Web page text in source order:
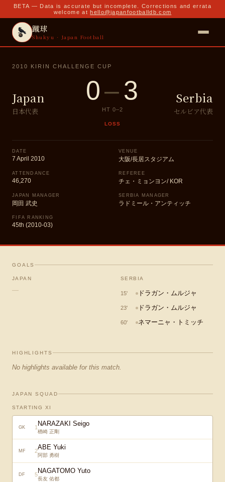
BETA — Data is accurate but incomplete. Corrections and errata
welcome at hello@japanfootballdb.com
蹴球
Shukyu · Japan Football
2010 KIRIN CHALLENGE CUP
Japan
日本代表
0–3
HT 0–2
LOSS
Serbia
セルビア代表
DATE
7 April 2010
VENUE
大阪/長居スタジアム
ATTENDANCE
46,270
REFEREE
チェ・ミョンヨン/ KOR
JAPAN MANAGER
岡田 武史
SERBIA MANAGER
ラドミール・アンティッチ
FIFA RANKING
45th (2010-03)
GOALS
JAPAN
—
SERBIA
15' ドラガン・ムルジャ
23' ドラガン・ムルジャ
60' ネマーニャ・トミッチ
HIGHLIGHTS
No highlights available for this match.
JAPAN SQUAD
STARTING XI
GK 1 NARAZAKI Seigo
楢崎 正剛
MF 2ABE Yuki
阿部 勇樹
DF 5NAGATOMO Yuto
長友 佑都